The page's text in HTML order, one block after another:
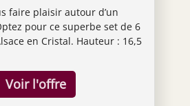
- Artisan du
Cadeau -
: Klein 54120
faire plaisir autour d’un
pour ce superbe set de 6
en Cristal. Hauteur : 16,5
déguster des bons vins
avons choisi de conserver la
du ballon pour vous garantir